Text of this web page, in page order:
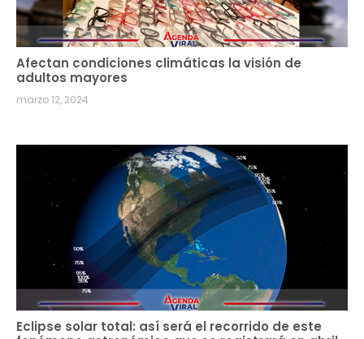
Afectan condiciones climáticas la visión de
adultos mayores
marzo 12, 2024
Eclipse solar total: así será el recorrido de este